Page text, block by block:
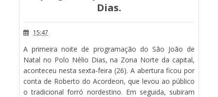
Dias.
15:47
A primeira noite de programação do São João de
Natal no Polo Nélio Dias, na Zona Norte da capital,
aconteceu nesta sexta-feira (26). A abertura ficou por
conta de Roberto do Acordeon, que levou ao público
o tradicional forró nordestino. Em seguida, subiram